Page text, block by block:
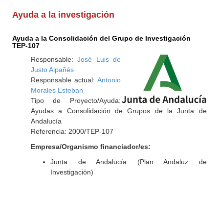
Ayuda a la investigación
Ayuda a la Consolidación del Grupo de Investigación
TEP-107
Responsable:José Luis de
Justo Alpañés
Responsable actual: Antonio
Morales Esteban
Tipo de Proyecto/Ayuda:
Ayudas a Consolidación de Grupos de la Junta de
Andalucía
Referencia: 2000/TEP-107
Empresa/Organismo financiador/es:
Junta de Andalucía (Plan Andaluz de
Investigación)